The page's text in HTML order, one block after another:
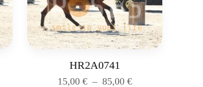
HR2A0741
15,00 € – 85,00 €